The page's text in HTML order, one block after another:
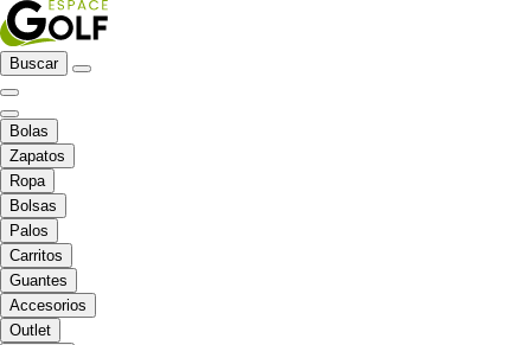
Buscar
Bolas
Zapatos
Ropa
Bolsas
Palos
Carritos
Guantes
Accesorios
Outlet